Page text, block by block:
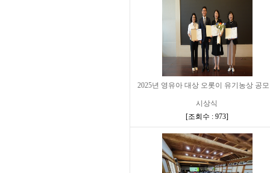
2025년 영유아 대상 오롯이 유기농상 공
시상식
[조회수 : 973]